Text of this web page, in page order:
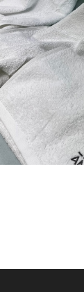
Ξενοδοχεία